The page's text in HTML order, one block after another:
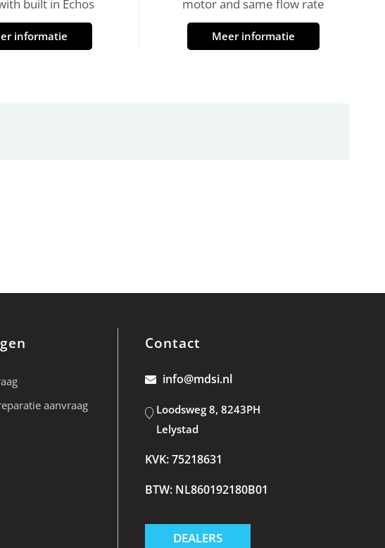
built in Echos
informatie
motor and same flow rate
Meer informatie
aanvraag
Contact
info@mdsi.nl
Loodsweg 8, 8243PH
Lelystad
KVK: 75218631
BTW: NL860192180B01
DEALERS